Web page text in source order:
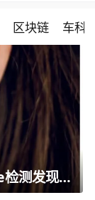
区块链 车科
81款主流耳机全军覆没：ToxFree检测发现均含对人体有害化学物质